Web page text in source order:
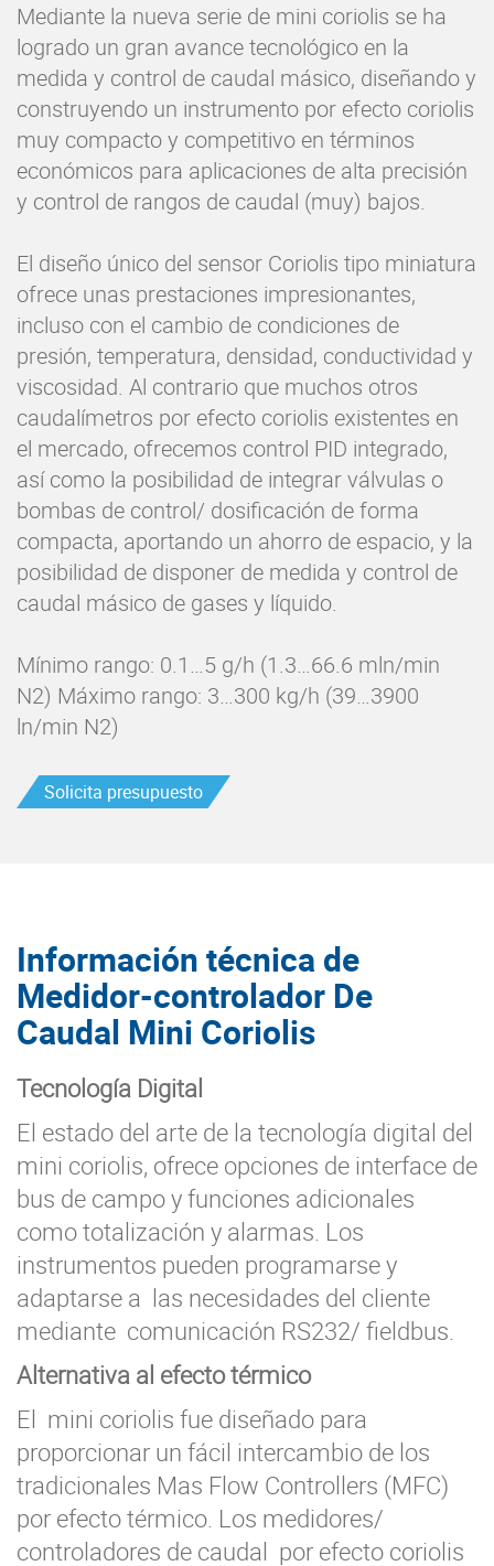
Mediante la nueva serie de mini coriolis se ha
logrado un gran avance tecnológico en la
medida y control de caudal másico, diseñando y
construyendo un instrumento por efecto coriolis
muy compacto y competitivo en términos
económicos para aplicaciones de alta precisión
y control de rangos de caudal (muy) bajos.
El diseño único del sensor Coriolis tipo miniatura
ofrece unas prestaciones impresionantes,
incluso con el cambio de condiciones de
presión, temperatura, densidad, conductividad y
viscosidad. Al contrario que muchos otros
caudalímetros por efecto coriolis existentes en
el mercado, ofrecemos control PID integrado,
así como la posibilidad de integrar válvulas o
bombas de control/ dosificación de forma
compacta, aportando un ahorro de espacio, y la
posibilidad de disponer de medida y control de
caudal másico de gases y líquido.
Mínimo rango: 0.1…5 g/h (1.3…66.6 mln/min
N2) Máximo rango: 3…300 kg/h (39…3900
ln/min N2)
Solicita presupuesto
Información técnica de
Medidor-controlador De
Caudal Mini Coriolis
Tecnología Digital
El estado del arte de la tecnología digital del
mini coriolis, ofrece opciones de interface de
bus de campo y funciones adicionales
como totalización y alarmas. Los
instrumentos pueden programarse y
adaptarse a las necesidades del cliente
mediante comunicación RS232/ fieldbus.
Alternativa al efecto térmico
El mini coriolis fue diseñado para
proporcionar un fácil intercambio de los
tradicionales Mas Flow Controllers (MFC)
por efecto térmico. Los medidores/
controladores de caudal por efecto coriolis